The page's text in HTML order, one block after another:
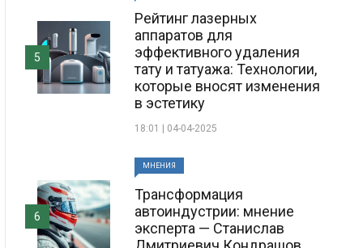
Рейтинг лазерных
аппаратов для
эффективного удаления
тату и татуажа: Технологии,
которые вносят изменения
в эстетику
18:01 | 04-04-2025
5
МНЕНИЯ
Трансформация
автоиндустрии: мнение
эксперта — Станислав
6